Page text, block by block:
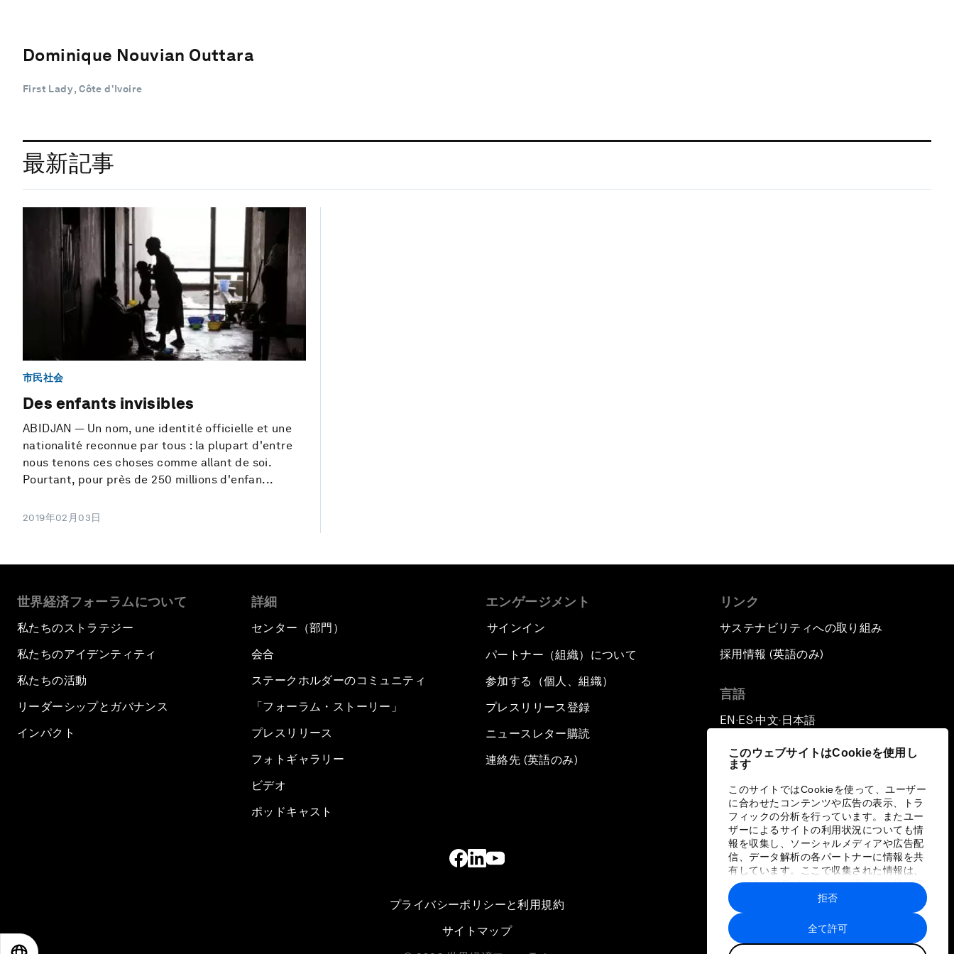
このウェブサイトはCookieを使用し
ます
このサイトではCookieを使って、ユーザー
に合わせたコンテンツや広告の表示、トラ
フィックの分析を行っています。またユー
ザーによるサイトの利用状況についても情
報を収集し、ソーシャルメディアや広告配
信、データ解析の各パートナーに情報を共
有しています。ここで収集された情報は、
ユーザーが各パートナーに提供した他の情
報や各パートナーのサービスを使用した際
に収集された情報と組み合わされ、各パー
トナーによって使用されることがありま
す。
全て許可
拒否
Dominique Nouvian Outtara
First Lady , Côte d’Ivoire
最新記事
市民社会
Des enfants invisibles
ABIDJAN — Un nom, une identité officielle et une
nationalité reconnue par tous : la plupart d'entre
nous tenons ces choses comme allant de soi.
Pourtant, pour près de 250 millions d'enfan...
2019年02月03日
世界経済フォーラムについて
私たちのストラテジー
私たちのアイデンティティ
私たちの活動
リーダーシップとガバナンス
インパクト
詳細
センター（部門）
会合
ステークホルダーのコミュニティ
「フォーラム・ストーリー」
プレスリリース
フォトギャラリー
ビデオ
ポッドキャスト
エンゲージメント
サインイン
パートナー（組織）について
参加する（個人、組織）
プレスリリース登録
ニュースレター購読
連絡先 (英語のみ)
リンク
サステナビリティへの取り組み
採用情報 (英語のみ)
言語
EN ▪ ES▪中文▪ 日本語
プライバシーポリシーと利用規約
サイトマップ